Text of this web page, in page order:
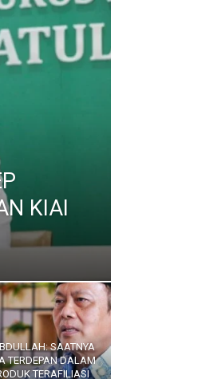
KIAI
SAATNYA
TERDEPAN DALAM
TERAFILIASI